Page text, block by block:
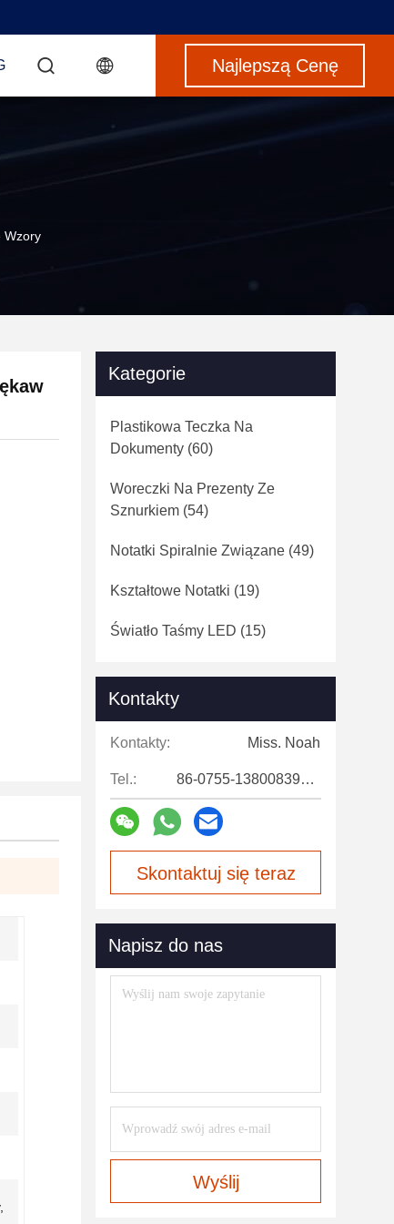
Najlepszą Cenę
Wzory
Kategorie
Plastikowa Teczka Na
Dokumenty (60)
Woreczki Na Prezenty Ze
Sznurkiem (54)
Notatki Spiralnie Związane (49)
Kształtowe Notatki (19)
Światło Taśmy LED (15)
Kontakty
Kontakty: Miss. Noah
Tel.: 86-0755-13800839500
Skontaktuj się teraz
Napisz do nas
Wyślij